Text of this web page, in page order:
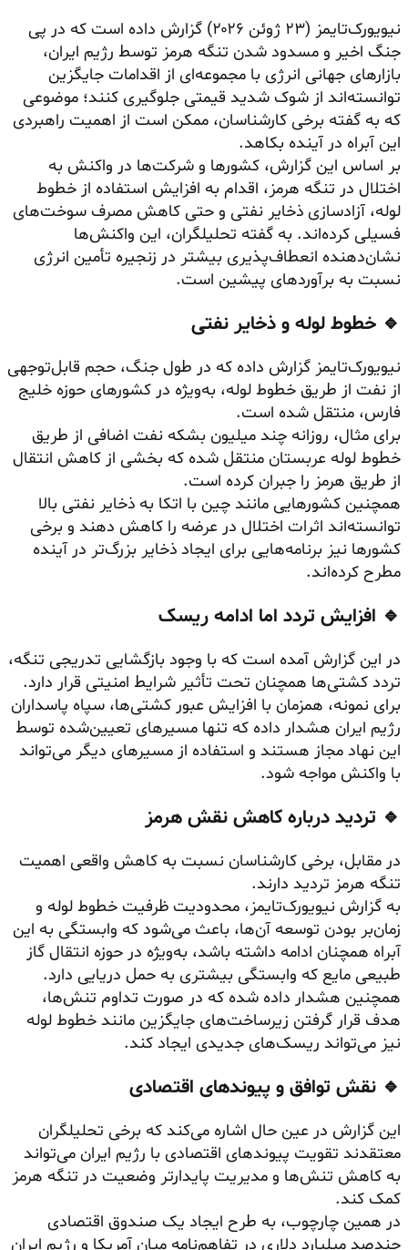
نیویورک‌تایمز (۲۳ ژوئن ۲۰۲۶) گزارش داده است که در پی
جنگ اخیر و مسدود شدن تنگه هرمز توسط رژیم ایران،
بازارهای جهانی انرژی با مجموعه‌ای از اقدامات جایگزین
توانسته‌اند از شوک شدید قیمتی جلوگیری کنند؛ موضوعی
که به گفته برخی کارشناسان، ممکن است از اهمیت راهبردی
این آبراه در آینده بکاهد.
بر اساس این گزارش، کشورها و شرکت‌ها در واکنش به
اختلال در تنگه هرمز، اقدام به افزایش استفاده از خطوط
لوله، آزادسازی ذخایر نفتی و حتی کاهش مصرف سوخت‌های
فسیلی کرده‌اند. به گفته تحلیلگران، این واکنش‌ها
نشان‌دهنده انعطاف‌پذیری بیشتر در زنجیره تأمین انرژی
نسبت به برآوردهای پیشین است.
🔹 خطوط لوله و ذخایر نفتی
نیویورک‌تایمز گزارش داده که در طول جنگ، حجم قابل‌توجهی
از نفت از طریق خطوط لوله، به‌ویژه در کشورهای حوزه خلیج
فارس، منتقل شده است.
برای مثال، روزانه چند میلیون بشکه نفت اضافی از طریق
خطوط لوله عربستان منتقل شده که بخشی از کاهش انتقال
از طریق هرمز را جبران کرده است.
همچنین کشورهایی مانند چین با اتکا به ذخایر نفتی بالا
توانسته‌اند اثرات اختلال در عرضه را کاهش دهند و برخی
کشورها نیز برنامه‌هایی برای ایجاد ذخایر بزرگ‌تر در آینده
مطرح کرده‌اند.
🔹 افزایش تردد اما ادامه ریسک
در این گزارش آمده است که با وجود بازگشایی تدریجی تنگه،
تردد کشتی‌ها همچنان تحت تأثیر شرایط امنیتی قرار دارد.
برای نمونه، همزمان با افزایش عبور کشتی‌ها، سپاه پاسداران
رژیم ایران هشدار داده که تنها مسیرهای تعیین‌شده توسط
این نهاد مجاز هستند و استفاده از مسیرهای دیگر می‌تواند
با واکنش مواجه شود.
🔹 تردید درباره کاهش نقش هرمز
در مقابل، برخی کارشناسان نسبت به کاهش واقعی اهمیت
تنگه هرمز تردید دارند.
به گزارش نیویورک‌تایمز، محدودیت ظرفیت خطوط لوله و
زمان‌بر بودن توسعه آن‌ها، باعث می‌شود که وابستگی به این
آبراه همچنان ادامه داشته باشد، به‌ویژه در حوزه انتقال گاز
طبیعی مایع که وابستگی بیشتری به حمل دریایی دارد.
همچنین هشدار داده شده که در صورت تداوم تنش‌ها،
هدف قرار گرفتن زیرساخت‌های جایگزین مانند خطوط لوله
نیز می‌تواند ریسک‌های جدیدی ایجاد کند.
🔹 نقش توافق و پیوندهای اقتصادی
این گزارش در عین حال اشاره می‌کند که برخی تحلیلگران
معتقدند تقویت پیوندهای اقتصادی با رژیم ایران می‌تواند
به کاهش تنش‌ها و مدیریت پایدارتر وضعیت در تنگه هرمز
کمک کند.
در همین چارچوب، به طرح ایجاد یک صندوق اقتصادی
چندصد میلیارد دلاری در تفاهم‌نامه میان آمریکا و رژیم ایران